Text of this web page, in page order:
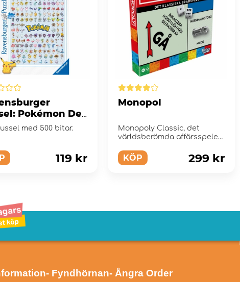
Pokémon De
151! 500 Bitar
med 500 bitar.
119 kr
Monopol
Monopoly Classic, det
världsberömda affärsspelet
KÖP 299 kr
- Fyndhörnan- Ångra Order